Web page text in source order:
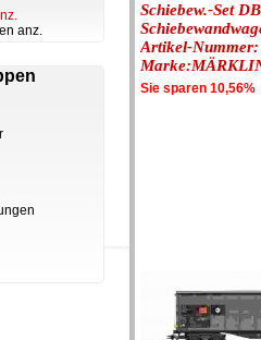
anz.
Schiebew.-Set
Artikel-Nummer:
Sie sparen 10,56%